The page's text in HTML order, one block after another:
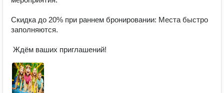
Скидка до 20% при раннем бронировании: Места быстро
заполняются.
Ждëм ваших приглашений!